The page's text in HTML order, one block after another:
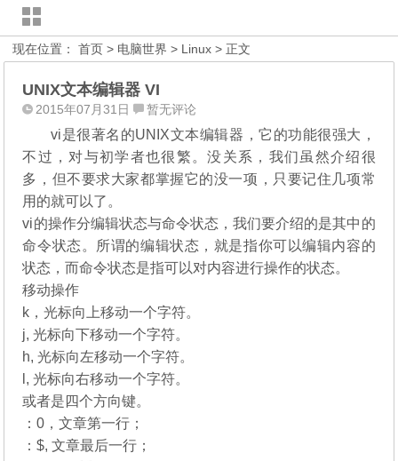
现在位置：首页 > 电脑世界 > Linux > 正文
UNIX文本编辑器 VI
2015年07月31日 暂无评论
vi是很著名的UNIX文本编辑器，它的功能很强大，
不过，对与初学者也很繁。没关系，我们虽然介绍很
多，但不要求大家都掌握它的没一项，只要记住几项常
用的就可以了。
vi的操作分编辑状态与命令状态，我们要介绍的是其中的
命令状态。所谓的编辑状态，就是指你可以编辑内容的
状态，而命令状态是指可以对内容进行操作的状态。
移动操作
k，光标向上移动一个字符。
j, 光标向下移动一个字符。
h, 光标向左移动一个字符。
l, 光标向右移动一个字符。
或者是四个方向键。
：0，文章第一行；
：$, 文章最后一行；